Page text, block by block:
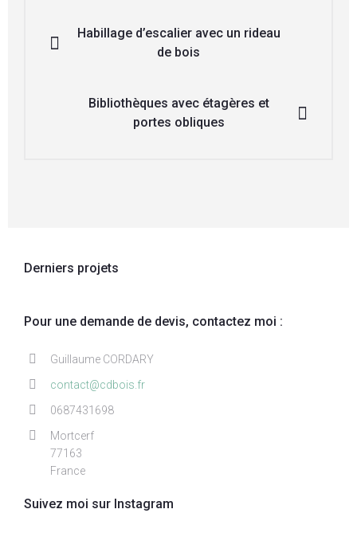
Habillage d’escalier avec un rideau
de bois
Bibliothèques avec étagères et
portes obliques
Derniers projets
Pour une demande de devis, contactez moi :
Guillaume CORDARY
contact@cdbois.fr
0687431698
Mortcerf
77163
France
Suivez moi sur Instagram